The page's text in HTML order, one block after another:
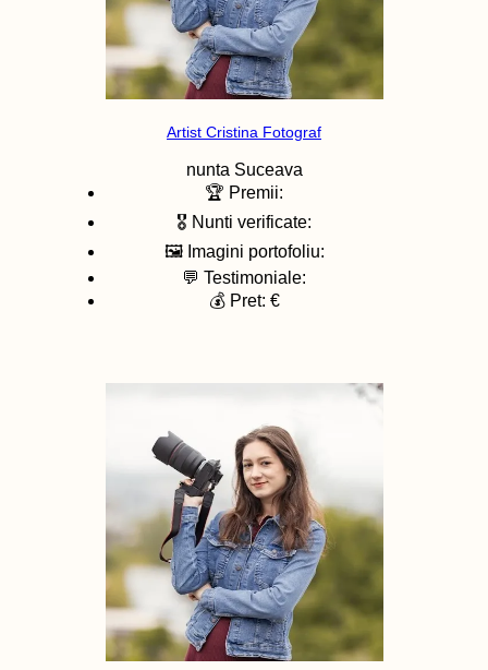
Artist Cristina Fotograf
nunta Suceava
🏆 Premii:
🎖️ Nunti verificate:
🖼️ Imagini portofoliu:
💬 Testimoniale:
💰 Pret: €